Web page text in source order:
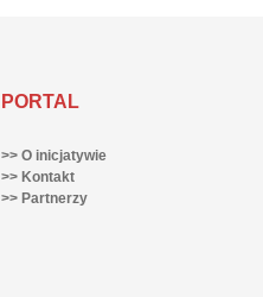
PORTAL
>> O inicjatywie
>> Kontakt
>> Partnerzy